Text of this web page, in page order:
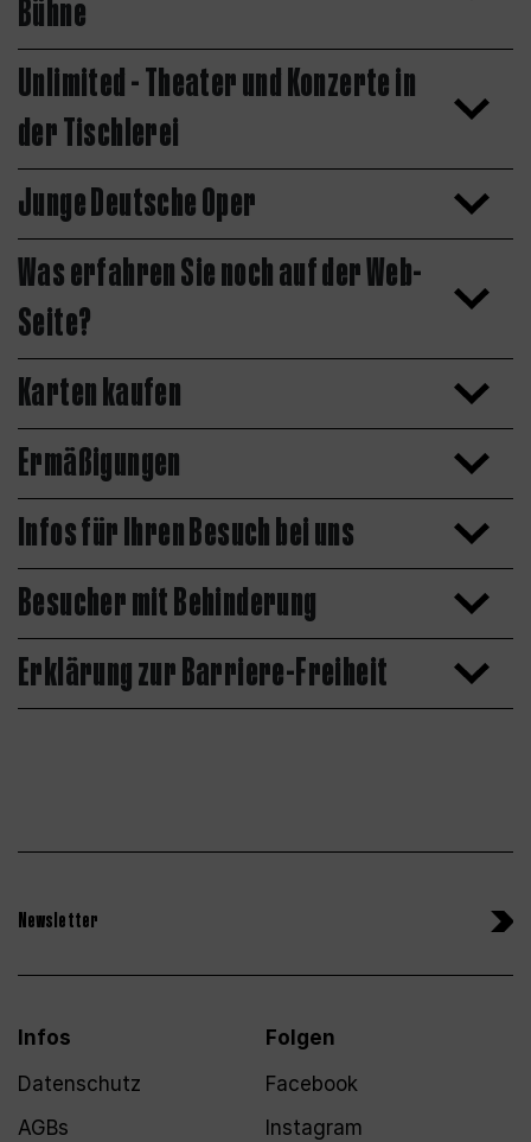
Bühne
Unlimited - Theater und Konzerte in
der Tischlerei
Junge Deutsche Oper
Was erfahren Sie noch auf der Web-
Seite?
Karten kaufen
Ermäßigungen
Infos für Ihren Besuch bei uns
Besucher mit Behinderung
Erklärung zur Barriere-Freiheit
Newsletter
Infos
Datenschutz
AGBs
Folgen
Facebook
Instagram